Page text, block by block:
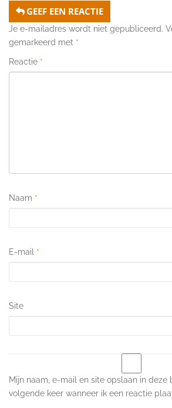
GEEF EEN REACTIE
Je e-mailadres wordt niet gepubliceerd.
gemarkeerd met *
Reactie *
Naam *
E-mail *
Site
Mijn naam, e-mail en site opslaan in deze
volgende keer wanneer ik een reactie